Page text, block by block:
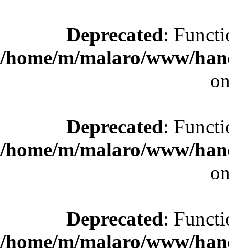
Deprecated:
/home/m/malaro/www/
Deprecated:
/home/m/malaro/www/
Deprecated:
/home/m/malaro/www/